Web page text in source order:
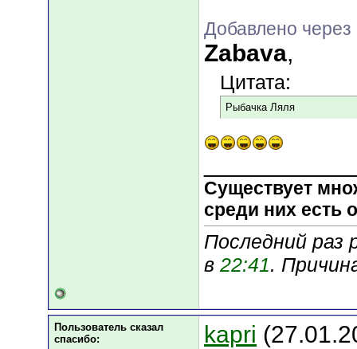
Добавлено
Zabava,
Цитата:
Рыбачка Ляля
Существует
среди них есть
Последний раз
в 22:41.
Пользователь сказал
cпасибо:
kapri